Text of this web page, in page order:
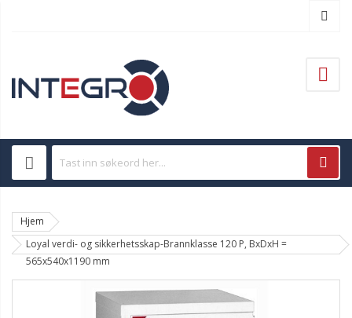
Hjem
Loyal verdi- og sikkerhetsskap-Brannklasse 120 P, BxDxH =
565x540x1190 mm